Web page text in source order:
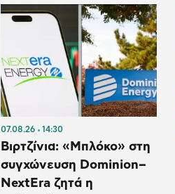
07.08.26 14:30
Βιρτζίνια: «Μπλόκο» στη
συγχώνευση Dominion–
NextEra ζητά η